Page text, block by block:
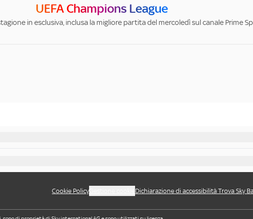
UEFA Champions League
in esclusiva, inclusa la migliore partita del mercoledì sul canale Prime
Cookie Policy Dichiarazione di accessibilità Trova Sky